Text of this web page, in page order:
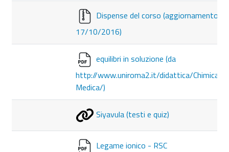
Dispense del corso (aggiornamento
17/10/2016)
equilibri in soluzione (da
http://www.uniroma2.it/didattica/Chimica-
Medica/)
Siyavula (testi e quiz)
Legame ionico - RSC